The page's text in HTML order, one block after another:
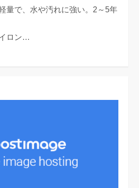
量で、水や汚れに強い。2～5年
ロン…